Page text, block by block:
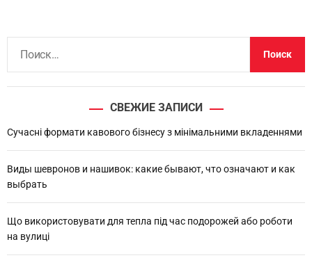
:
СВЕЖИЕ ЗАПИСИ
Сучасні формати кавового бізнесу з мінімальними вкладеннями
Виды шевронов и нашивок: какие бывают, что означают и как
выбрать
Що використовувати для тепла під час подорожей або роботи
на вулиці